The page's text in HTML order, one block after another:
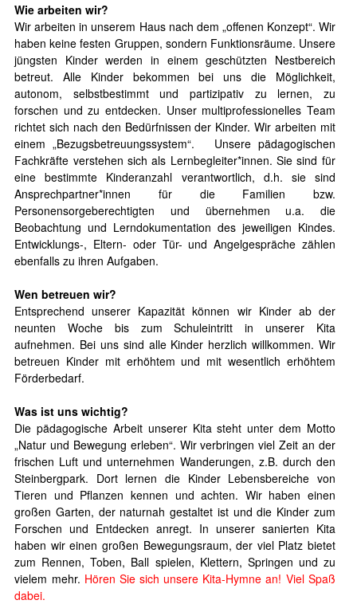
Wie arbeiten wir?
Wir arbeiten in unserem Haus nach dem „offenen Konzept“. Wir
haben keine festen Gruppen, sondern Funktionsräume. Unsere
jüngsten Kinder werden in einem geschützten Nestbereich
betreut. Alle Kinder bekommen bei uns die Möglichkeit,
autonom, selbstbestimmt und partizipativ zu lernen, zu
forschen und zu entdecken. Unser multiprofessionelles Team
richtet sich nach den Bedürfnissen der Kinder. Wir arbeiten mit
einem „Bezugsbetreuungssystem“. Unsere pädagogischen
Fachkräfte verstehen sich als Lernbegleiter*innen. Sie sind für
eine bestimmte Kinderanzahl verantwortlich, d.h. sie sind
Ansprechpartner*innen für die Familien bzw.
Personensorgeberechtigten und übernehmen u.a. die
Beobachtung und Lerndokumentation des jeweiligen Kindes.
Entwicklungs-, Eltern- oder Tür- und Angelgespräche zählen
ebenfalls zu ihren Aufgaben.
Wen betreuen wir?
Entsprechend unserer Kapazität können wir Kinder ab der
neunten Woche bis zum Schuleintritt in unserer Kita
aufnehmen. Bei uns sind alle Kinder herzlich willkommen. Wir
betreuen Kinder mit erhöhtem und mit wesentlich erhöhtem
Förderbedarf.
Was ist uns wichtig?
Die pädagogische Arbeit unserer Kita steht unter dem Motto
„Natur und Bewegung erleben“. Wir verbringen viel Zeit an der
frischen Luft und unternehmen Wanderungen, z.B. durch den
Steinbergpark. Dort lernen die Kinder Lebensbereiche von
Tieren und Pflanzen kennen und achten. Wir haben einen
großen Garten, der naturnah gestaltet ist und die Kinder zum
Forschen und Entdecken anregt. In unserer sanierten Kita
haben wir einen großen Bewegungsraum, der viel Platz bietet
zum Rennen, Toben, Ball spielen, Klettern, Springen und zu
vielem mehr. Hören Sie sich unsere Kita-Hymne an! Viel Spaß
dabei.